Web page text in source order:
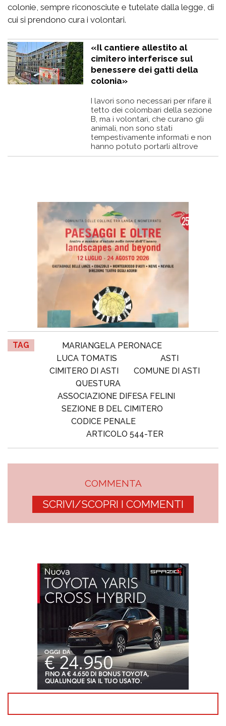
colonie, sempre riconosciute e tutelate dalla legge, di
cui si prendono cura i volontari.
«Il cantiere allestito al
cimitero interferisce sul
benessere dei gatti della
colonia»
I lavori sono necessari per rifare il
tetto dei colombari della sezione
B, ma i volontari, che curano gli
animali, non sono stati
tempestivamente informati e non
hanno potuto portarli altrove
TAG
MARIANGELA PERONACE
LUCA TOMATIS
ASTI
CIMITERO DI ASTI
COMUNE DI ASTI
QUESTURA
ASSOCIAZIONE DIFESA FELINI
SEZIONE B DEL CIMITERO
CODICE PENALE
ARTICOLO 544-TER
COMMENTA
SCRIVI/SCOPRI I COMMENTI